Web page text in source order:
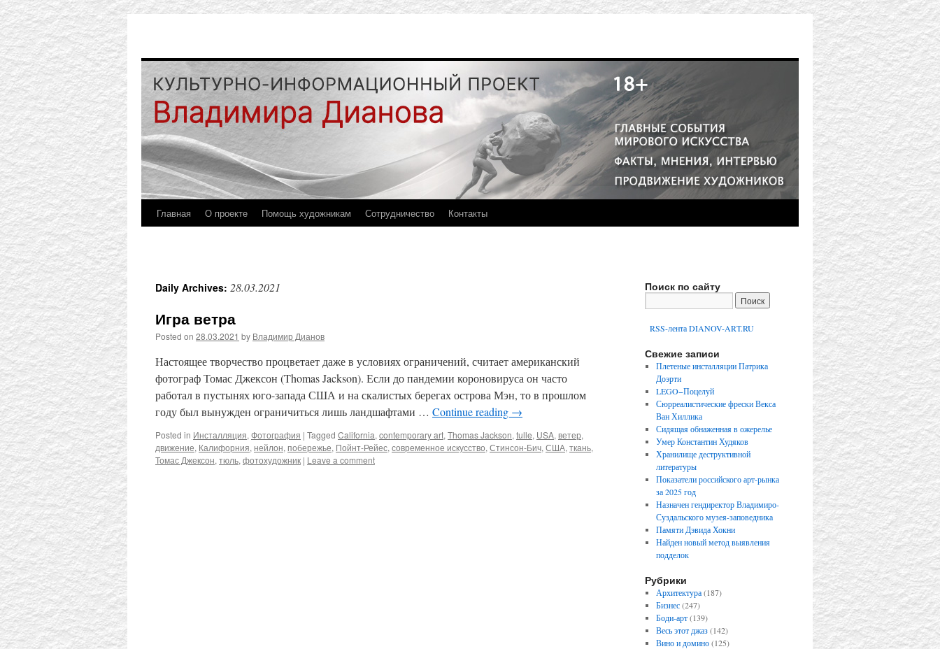
Главная О проекте Помощь художникам Сотрудничество Контакты
Daily Archives: 28.03.2021
Игра ветра
Posted on 28.03.2021 by Владимир Дианов
Настоящее творчество процветает даже в условиях ограничений, считает американский
фотограф Томас Джексон (Thomas Jackson). Если до пандемии короновируса он часто
работал в пустынях юго-запада США и на скалистых берегах острова Мэн, то в прошлом
году был вынужден ограничиться лишь ландшафтами … Continue reading →
Posted in Инсталляция, Фотография | Tagged California, contemporary art, Thomas Jackson, tulle, USA, ветер,
движение, Калифорния, нейлон, побережье, Пойнт-Рейес, современное искусство, Стинсон-Бич, США, ткань,
Томас Джексон, тюль, фотохудожник | Leave a comment
Поиск по сайту
RSS-лента DIANOV-ART.RU
Свежие записи
Плетеные инсталляции Патрика
Доэрти
LEGO−Поцелуй
Сюрреалистические фрески Векса
Ван Хиллика
Сидящая обнаженная в ожерелье
Умер Константин Худяков
Хранилище деструктивной
литературы
Показатели российского арт-рынка
за 2025 год
Назначен гендиректор Владимиро-
Суздальского музея-заповедника
Памяти Дэвида Хокни
Найден новый метод выявления
подделок
Рубрики
Архитектура(187)
Бизнес(247)
Боди-арт(139)
Весь этот джаз(142)
Вино и домино(125)